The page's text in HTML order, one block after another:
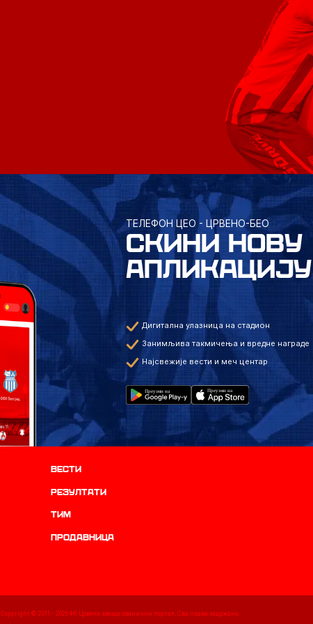
ТЕЛЕФОН ЦЕО - ЦРВЕНО-БЕО
СКИНИ НОВУ
АПЛИКАЦИЈУ
Дигитална улазница на стадион
Занимљива такмичења и вредне награде
Најсвежије вести и меч центар
Вести
резултати
ТИМ
продавница
Copyright © 2011 - 2026ФК Црвена звезда званични портал. Сва права задржана.